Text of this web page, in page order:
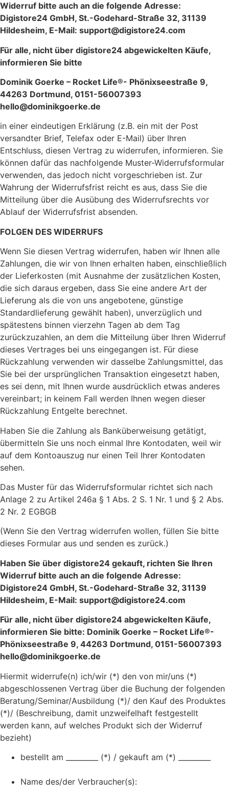
Widerruf bitte auch an die folgende Adresse:
Digistore24 GmbH, St.-Godehard-Straße 32, 31139
Hildesheim, E-Mail: support@digistore24.com
Für alle, nicht über digistore24 abgewickelten Käufe,
informieren Sie bitte
Dominik Goerke – Rocket Life®- Phönixseestraße 9,
44263 Dortmund, 0151-56007393
hello@dominikgoerke.de
in einer eindeutigen Erklärung (z.B. ein mit der Post
versandter Brief, Telefax oder E-Mail) über Ihren
Entschluss, diesen Vertrag zu widerrufen, informieren. Sie
können dafür das nachfolgende Muster-Widerrufsformular
verwenden, das jedoch nicht vorgeschrieben ist. Zur
Wahrung der Widerrufsfrist reicht es aus, dass Sie die
Mitteilung über die Ausübung des Widerrufsrechts vor
Ablauf der Widerrufsfrist absenden.
FOLGEN DES WIDERRUFS
Wenn Sie diesen Vertrag widerrufen, haben wir Ihnen alle
Zahlungen, die wir von Ihnen erhalten haben, einschließlich
der Lieferkosten (mit Ausnahme der zusätzlichen Kosten,
die sich daraus ergeben, dass Sie eine andere Art der
Lieferung als die von uns angebotene, günstige
Standardlieferung gewählt haben), unverzüglich und
spätestens binnen vierzehn Tagen ab dem Tag
zurückzuzahlen, an dem die Mitteilung über Ihren Widerruf
dieses Vertrages bei uns eingegangen ist. Für diese
Rückzahlung verwenden wir dasselbe Zahlungsmittel, das
Sie bei der ursprünglichen Transaktion eingesetzt haben,
es sei denn, mit Ihnen wurde ausdrücklich etwas anderes
vereinbart; in keinem Fall werden Ihnen wegen dieser
Rückzahlung Entgelte berechnet.
Haben Sie die Zahlung als Banküberweisung getätigt,
übermitteln Sie uns noch einmal Ihre Kontodaten, weil wir
auf dem Kontoauszug nur einen Teil Ihrer Kontodaten
sehen.
Das Muster für das Widerrufsformular richtet sich nach
Anlage 2 zu Artikel 246a § 1 Abs. 2 S. 1 Nr. 1 und § 2 Abs.
2 Nr. 2 EGBGB
(Wenn Sie den Vertrag widerrufen wollen, füllen Sie bitte
dieses Formular aus und senden es zurück.)
Haben Sie über digistore24 gekauft, richten Sie Ihren
Widerruf bitte auch an die folgende Adresse:
Digistore24 GmbH, St.-Godehard-Straße 32, 31139
Hildesheim, E-Mail: support@digistore24.com
Für alle, nicht über digistore24 abgewickelten Käufe,
informieren Sie bitte: Dominik Goerke – Rocket Life®-
Phönixseestraße 9, 44263 Dortmund, 0151-56007393
hello@dominikgoerke.de
Hiermit widerrufe(n) ich/wir (*) den von mir/uns (*)
abgeschlossenen Vertrag über die Buchung der folgenden
Beratung/Seminar/Ausbildung (*)/ den Kauf des Produktes
(*)/ (Beschreibung, damit unzweifelhaft festgestellt
werden kann, auf welches Produkt sich der Widerruf
bezieht)
bestellt am _________ (*) / gekauft am (*) _________
Name des/der Verbraucher(s):